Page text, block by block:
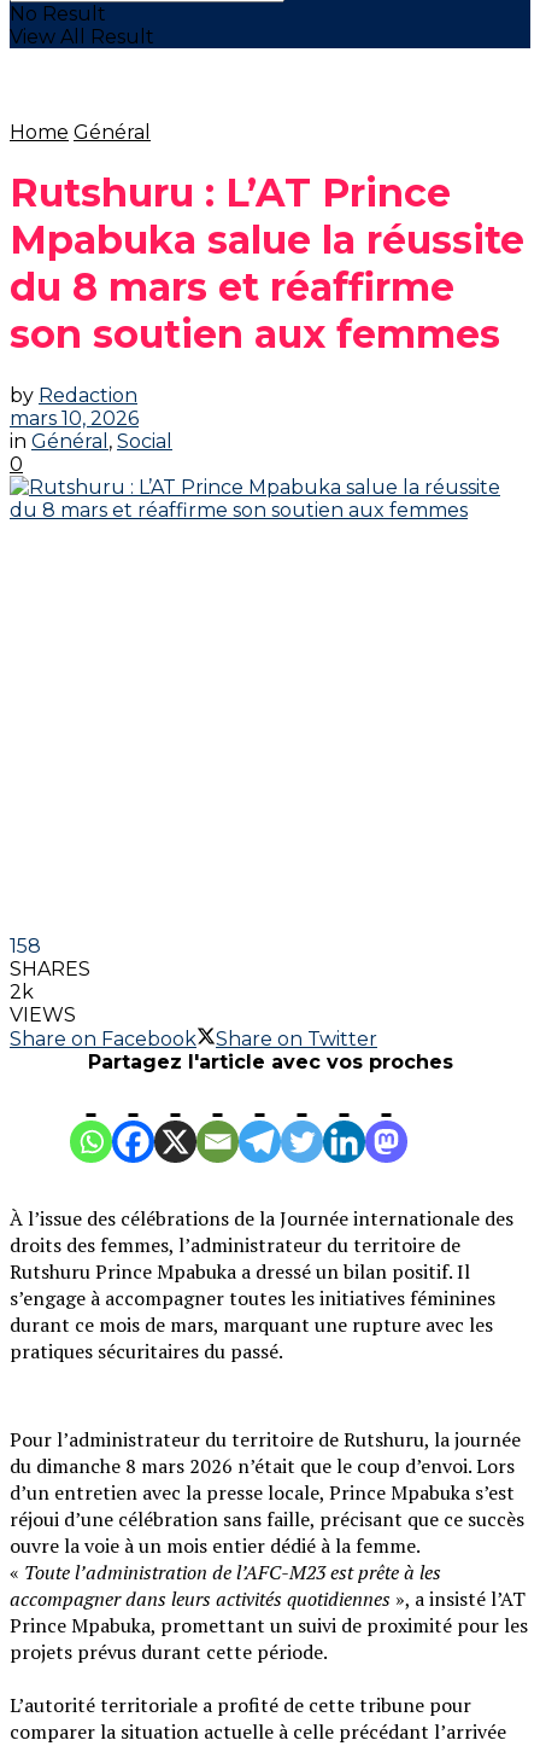
No Result
View All Result
Home Général
‎Rutshuru : L’AT Prince
Mpabuka salue la réussite
du 8 mars et réaffirme
son soutien aux femmes‎
by Redaction
mars 10, 2026
in Général , Social
0
158
SHARES
2k
VIEWS
Share on Facebook
Share on Twitter
Partagez l'article avec vos proches
À l’issue des célébrations de la Journée internationale des
droits des femmes, l’administrateur du territoire de
Rutshuru Prince Mpabuka a dressé un bilan positif. Il
s’engage à accompagner toutes les initiatives féminines
durant ce mois de mars, marquant une rupture avec les
pratiques sécuritaires du passé.
Pour l’administrateur du territoire de Rutshuru, la journée
du dimanche 8 mars 2026 n’était que le coup d’envoi. Lors
d’un entretien avec la presse locale, Prince Mpabuka s’est
réjoui d’une célébration sans faille, précisant que ce succès
ouvre la voie à un mois entier dédié à la femme.
‎« Toute l’administration de l’AFC-M23 est prête à les
accompagner dans leurs activités quotidiennes », a insisté l’AT
Prince Mpabuka, promettant un suivi de proximité pour les
projets prévus durant cette période.
‎L’autorité territoriale a profité de cette tribune pour
comparer la situation actuelle à celle précédant l’arrivée